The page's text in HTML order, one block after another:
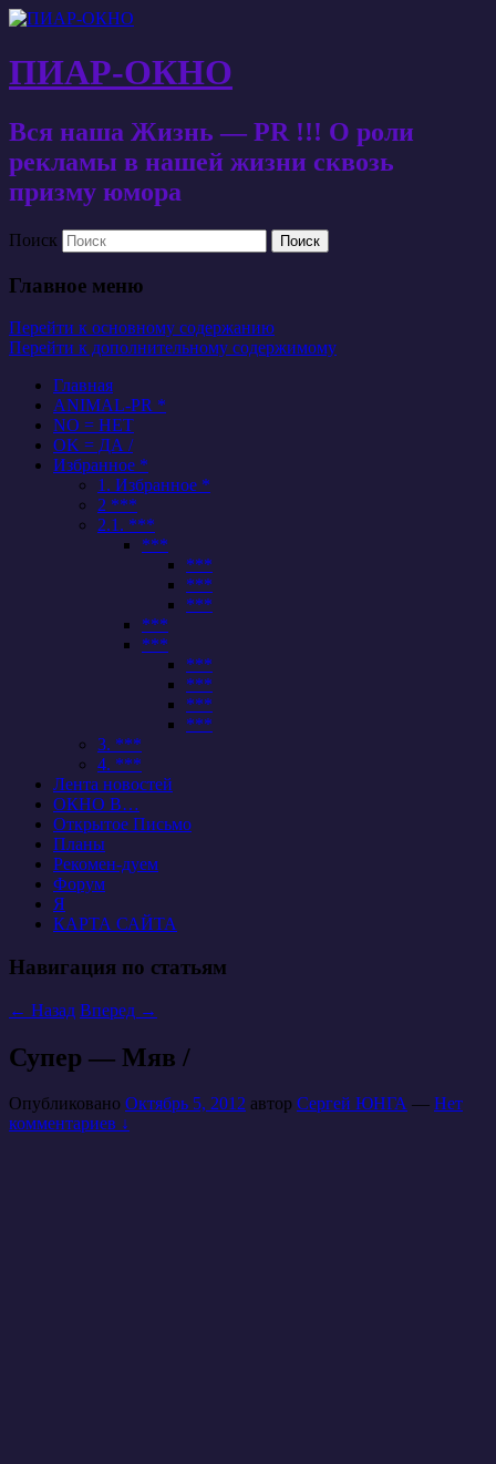
ПИАР-ОКНО
Вся наша Жизнь — PR !!! О роли
рекламы в нашей жизни сквозь
призму юмора
Поиск
Главное меню
Перейти к основному содержанию
Перейти к дополнительному содержимому
Главная
ANIMAL-PR *
NO = НЕТ
OK = ДА /
Избранное *
1. Избранное *
2 ***
2.1. ***
***
***
***
***
***
***
***
***
***
***
3. ***
4. ***
Лента новостей
ОКНО В…
Открытое Письмо
Планы
Рекомен-дуем
Форум
Я
КАРТА САЙТА
Навигация по статьям
← Назад Вперед →
Супер — Мяв /
Опубликовано Октябрь 5, 2012 автор Сергей ЮНГА — Нет
комментариев ↓